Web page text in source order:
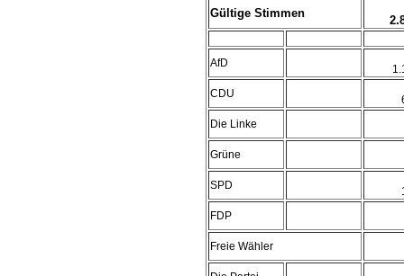
Gültige Stimmen
AfD
CDU
Die Linke
Grüne
SPD
FDP
Freie Wähler